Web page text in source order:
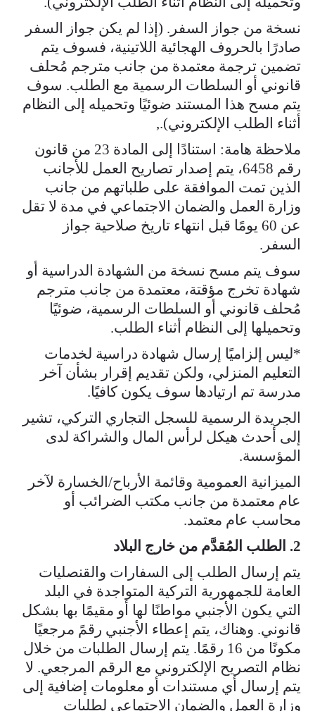
نسخة من جواز السفر. (إذا لم يكن جواز السفر
صادرًا بالحروف الهجائية اللاتينية، فسوف يتم
تضمين ترجمة معتمدة من جانب مترجم مُحلف
قانوني أو السلطات الرسمية مع الطلب. سوف
يتم مسح هذا المستند ضوئيًا وتحميله إلى النظام
أثناء الطلب الإلكتروني).,
ملاحظة هامة: استنادًا إلى المادة 23 من قانون
رقم 6458، يتم إصدار تصاريح العمل للأجانب
الذين تمت الموافقة على طلباتهم من جانب
وزارة العمل والضمان الاجتماعي في مدة لا تقل
عن 60 يومًا قبل انتهاء تاريخ صلاحية جواز
السفر.
سوف يتم مسح نسخة من الشهادة الدراسية أو
شهادة تخرج مؤقتة، معتمدة من جانب مترجم
مُحلف قانوني أو السلطات الرسمية، ضوئيًا
وتحميلها إلى النظام أثناء الطلب.
*ليس إلزاميًا إرسال شهادة دراسية لخدمات
التعليم المنزلي، ولكن تقديم إقرار بشأن آخر
مدرسة تم ارتيادها سوف يكون كافيًا.
الجريدة الرسمية للسجل التجاري التركي، تشير
إلى أحدث هيكل لرأس المال والشراكة لدى
المؤسسة.
​الميزانية العمومية وقائمة الأرباح/الخسارة لآخر
عام معتمدة من جانب مكتب الضرائب أو
محاسب عام معتمد.
2. الطلب المُقدَّم من خارج البلاد
يتم إرسال الطلب إلى السفارات والقنصليات
العامة للجمهورية التركية المتواجدة في البلد
التي يكون الأجنبي مواطنًا لها أو مقيمًا بها بشكل
قانوني. وهناك، يتم إعطاء الأجنبي رقمً مرجعيًا
مكونًا من 16 رقمًا. يتم إرسال الطلبات من خلال
نظام التصريح الإلكتروني مع الرقم المرجعي. لا
يتم إرسال أي مستندات أو معلومات إضافية إلى
وزارة العمل والضمان الاجتماعي لطلبات